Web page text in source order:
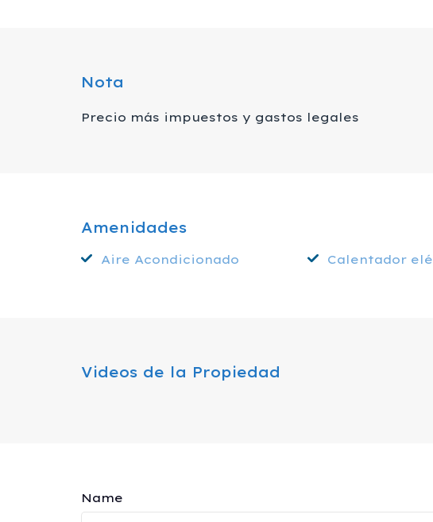
Nota
Precio más impuestos y gastos legales
Amenidades
Aire Acondicionado Calentador
Videos de la Propiedad
Name